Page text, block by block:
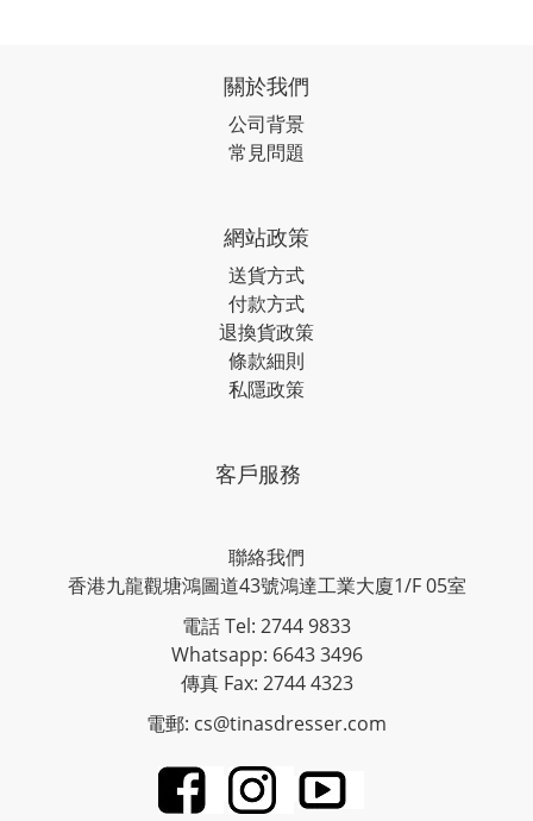
關於我們
公司背景
常見問題
網站政策
送貨方式
付款方式
退換貨政策
條款細則
私隱政策
客戶服務
聯絡我們
香港九龍觀塘鴻圖道43號鴻達工業大廈1/F 05室
電話 Tel: 2744 9833
Whatsapp: 6643 3496
傳真 Fax: 2744 4323
電郵: cs@tinasdresser.com